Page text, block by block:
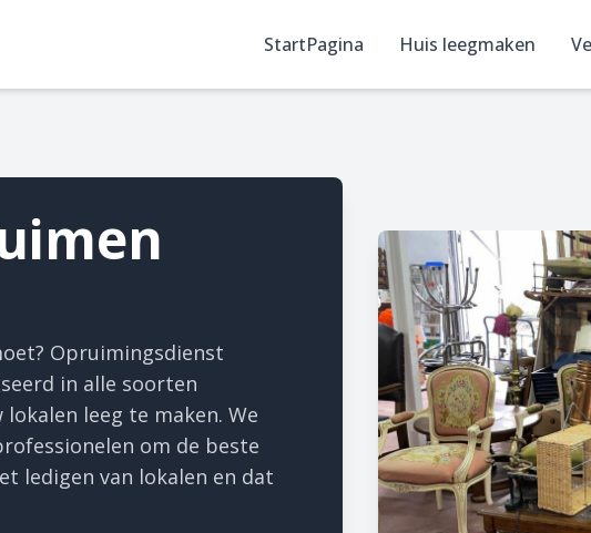
StartPagina Huis leegmaken
Opruimingsdienst
in alle soorten
leeg te maken. We
om de beste
ledigen van lokalen en dat